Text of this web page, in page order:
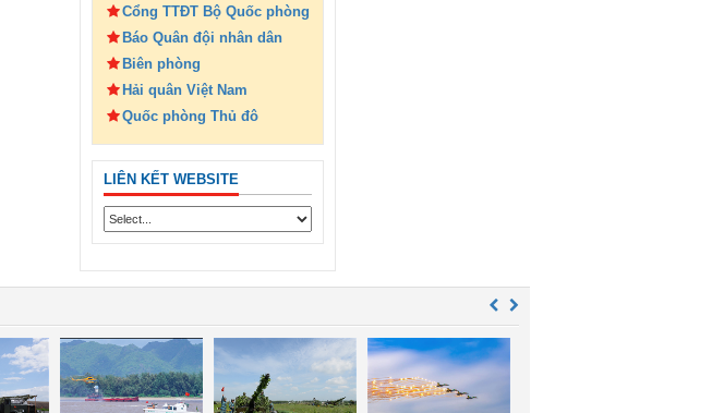
Cổng TTĐT Bộ Quốc phòng
Báo Quân đội nhân dân
Biên phòng
Hải quân Việt Nam
Quốc phòng Thủ đô
LIÊN KẾT WEBSITE